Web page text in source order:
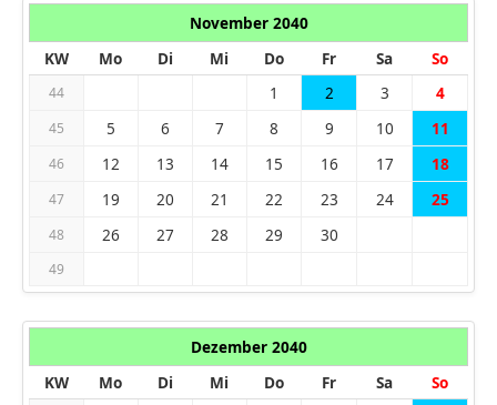
November 2040
KW
Mo Di Mi Do Fr Sa So
44 1 2 3 4
45 5 6 7 8 9 10 11
46 12 13 14 15 16 17 18
47 19 20 21 22 23 24 25
48 26 27 28 29 30
49
Dezember 2040
KW
Mo Di Mi Do Fr Sa So